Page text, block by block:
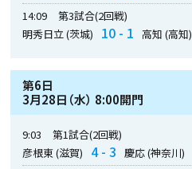
14:09
第3試合(2回戦)
明秀日立 (茨城)
10 - 1 高知 (高知)
第6日
3月28日（水） 8:00開門
9:03
第1試合(2回戦)
彦根東 (滋賀)
4 - 3
慶応 (神奈川)